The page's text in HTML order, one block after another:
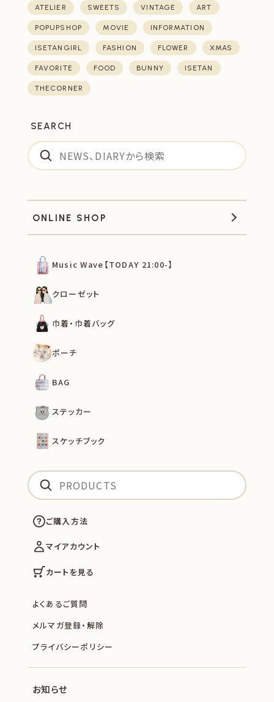
ATELIER SWEETS VINTAGE ART
POPUPSHOP MOVIE INFORMATION
ISETANGIRL FASHION FLOWER XMAS
FAVORITE FOOD BUNNY ISETAN
THECORNER
SEARCH
ONLINE SHOP
Music Wave【TODAY 21:00-】
クローゼット
巾着・巾着バッグ
ポーチ
BAG
ステッカー
スケッチブック
ご購入方法
マイアカウント
カートを見る
よくあるご質問
メルマガ登録・解除
プライバシーポリシー
お知らせ